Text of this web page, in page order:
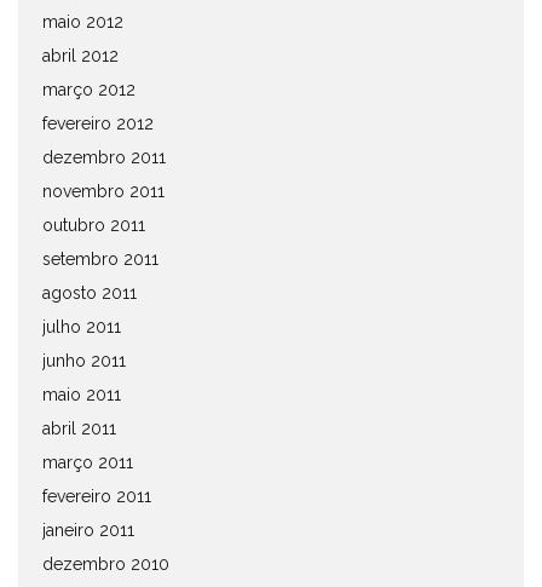
maio 2012
abril 2012
março 2012
fevereiro 2012
dezembro 2011
novembro 2011
outubro 2011
setembro 2011
agosto 2011
julho 2011
junho 2011
maio 2011
abril 2011
março 2011
fevereiro 2011
janeiro 2011
dezembro 2010